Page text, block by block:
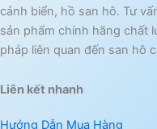
cảnh biển, hồ san hô. Tư
sản phẩm chính hãng chất
pháp liên quan đến san hô
Liên kết nhanh
Hướng Dẫn Mua Hàng